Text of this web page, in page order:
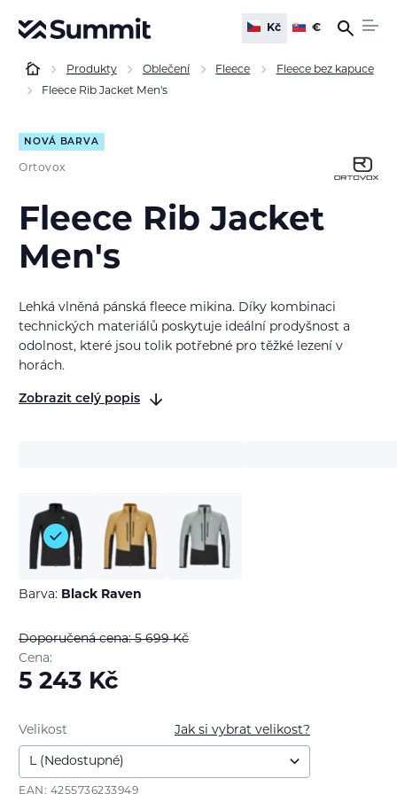
Kč €
Produkty Oblečení Fleece
Fleece bez kapuce
Fleece Rib Jacket Men's
NOVÁ BARVA
Ortovox
Fleece Rib Jacket
Men's
Lehká vlněná pánská fleece mikina. Díky kombinaci
technických materiálů poskytuje ideální prodyšnost a
odolnost, které jsou tolik potřebné pro těžké lezení v
horách.
Zobrazit celý popis
Barva: Black Raven
Doporučená cena: 5 699Kč
Cena:
5 243 Kč
Jak si vybrat velikost?
Velikost
EAN: 4255736233949